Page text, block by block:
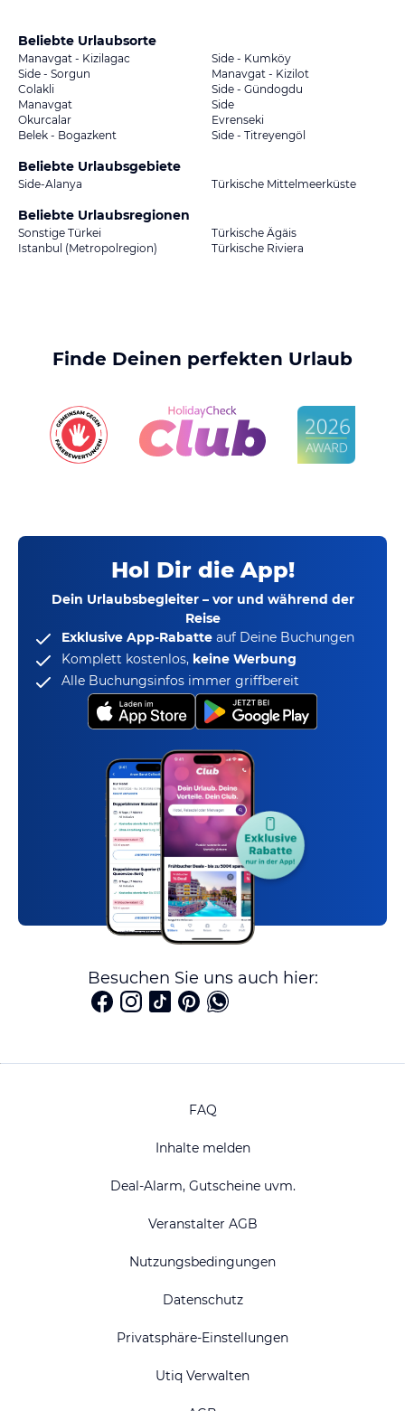
Beliebte Urlaubsorte
Manavgat - Kizilagac
Side - Kumköy
Side - Sorgun
Manavgat - Kizilot
Colakli
Side - Gündogdu
Manavgat
Side
Okurcalar
Evrenseki
Belek - Bogazkent
Side - Titreyengöl
Beliebte Urlaubsgebiete
Side-Alanya Türkische Mittelmeerküste
Beliebte Urlaubsregionen
Sonstige Türkei
Türkische Ägäis
Istanbul (Metropolregion)
Türkische Riviera
Finde Deinen perfekten Urlaub
Hol Dir die App!
Dein Urlaubsbegleiter – vor und während der
Reise
Exklusive App-Rabatte auf Deine Buchungen
Komplett kostenlos, keine Werbung
Alle Buchungsinfos immer griffbereit
Besuchen Sie uns auch hier:
FAQ
Inhalte melden
Deal-Alarm, Gutscheine uvm.
Veranstalter AGB
Nutzungsbedingungen
Datenschutz
Privatsphäre-Einstellungen
Utiq Verwalten